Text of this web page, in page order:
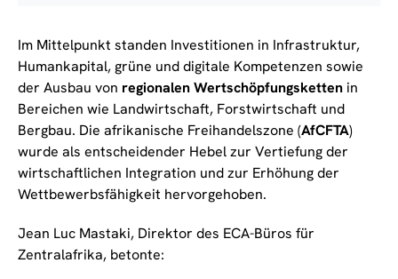
Im Mittelpunkt standen Investitionen in Infrastruktur,
Humankapital, grüne und digitale Kompetenzen sowie
der Ausbau von regionalen Wertschöpfungsketten in
Bereichen wie Landwirtschaft, Forstwirtschaft und
Bergbau. Die afrikanische Freihandelszone (AfCFTA)
wurde als entscheidender Hebel zur Vertiefung der
wirtschaftlichen Integration und zur Erhöhung der
Wettbewerbsfähigkeit hervorgehoben.
Jean Luc Mastaki, Direktor des ECA-Büros für
Zentralafrika, betonte: